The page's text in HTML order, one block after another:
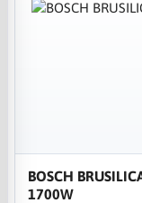
BOSCH
1700W